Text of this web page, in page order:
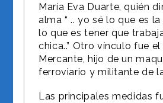
María Eva Duarte, quién
alma “ .. yo sé lo que es
lo que es tener que
chica..” Otro vínculo fue
Mercante, hijo de un
ferroviario y militante de
Las principales medidas